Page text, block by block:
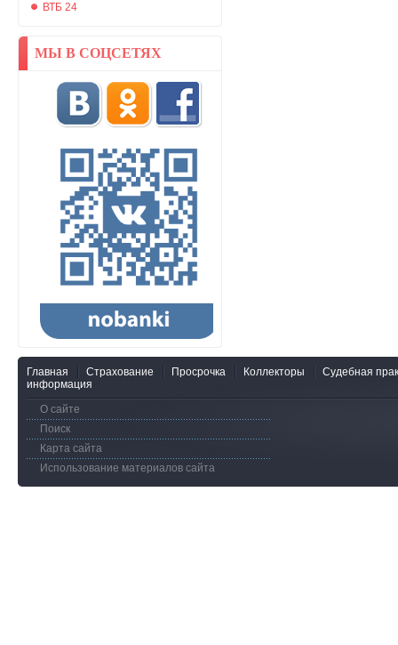
ВТБ 24
МЫ В СОЦСЕТЯХ
Главная Страхование Просрочка Коллекторы
Судебная
информация
О сайте
Поиск
Карта сайта
Использование материалов сайта